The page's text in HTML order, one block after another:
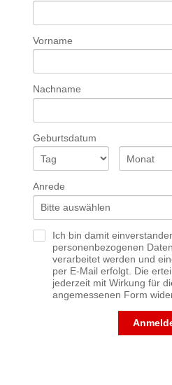
Vorname
Nachname
Geburtsdatum
Anrede
Ich bin damit
personenbezogenen
verarbeitet werden und
per E-Mail erfolgt. Die
jederzeit mit Wirkung für
angemessenen Form